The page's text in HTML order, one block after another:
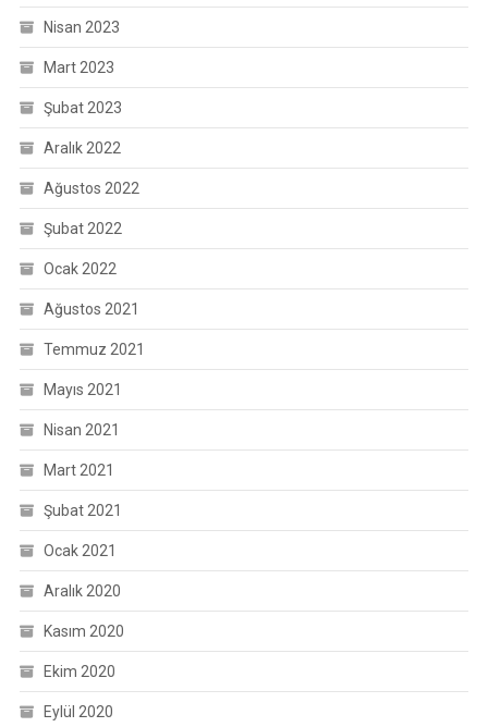
Nisan 2023
Mart 2023
Şubat 2023
Aralık 2022
Ağustos 2022
Şubat 2022
Ocak 2022
Ağustos 2021
Temmuz 2021
Mayıs 2021
Nisan 2021
Mart 2021
Şubat 2021
Ocak 2021
Aralık 2020
Kasım 2020
Ekim 2020
Eylül 2020